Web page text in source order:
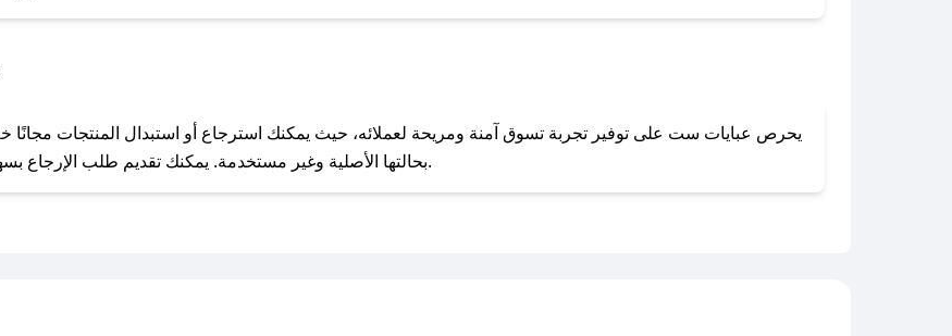
بحالتها الأصلية وغير مستخدمة. يمكنك تقديم طلب الإرجاع بسهولة عبر موقعنا الإلكتروني أو من خلال خدمة العملاء.